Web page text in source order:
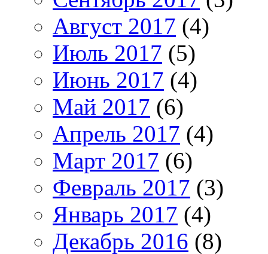
Август 2017 (4)
Июль 2017 (5)
Июнь 2017 (4)
Май 2017 (6)
Апрель 2017 (4)
Март 2017 (6)
Февраль 2017 (3)
Январь 2017 (4)
Декабрь 2016 (8)